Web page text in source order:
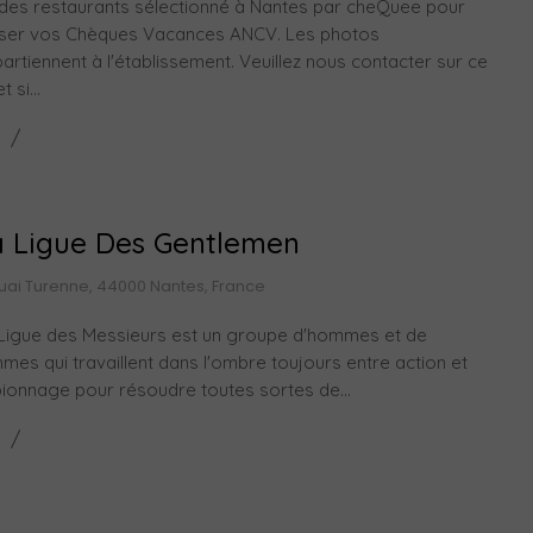
restaurants sélectionné à Nantes par cheQuee pour
vos Chèques Vacances ANCV. Les photos
à l'établissement. Veuillez nous contacter sur ce
si...
Ligue Des Gentlemen
Turenne, 44000 Nantes, France
des Messieurs est un groupe d'hommes et de
qui travaillent dans l'ombre toujours entre action et
pour résoudre toutes sortes de...